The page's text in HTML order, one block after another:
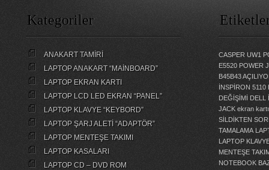
Kategoriler
ANAKART TAMİRİ
LAPTOP ANAKART “MAİNBOARD”
LAPTOP EKRAN KARTI
LAPTOP LCD LED EKRAN “PANEL”
LAPTOP KLAVYE “KEYBORD”
LAPTOP ŞARJ ALETİ “ADAPTÖR”
LAPTOP MENTEŞE TAKIMI
LAPTOP KASALARI
LAPTOP CD – DVD ROM
CASPER UW1
E5520 POWER
B45B43
İNSPİRON
DEĞİŞİMİ
DELL
JACK ekran
SİLDİKTEN
TAMALAMA
LAPTOP
MENTEŞE
NOTEBOOK